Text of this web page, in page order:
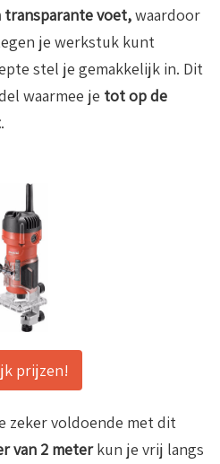
transparante voet,waardoor
je werkstuk kunt
stel je gemakkelijk in. Dit
waarmee je tot op de
.
prijzen!
zeker voldoende met dit
van 2 meterkun je vrij langs